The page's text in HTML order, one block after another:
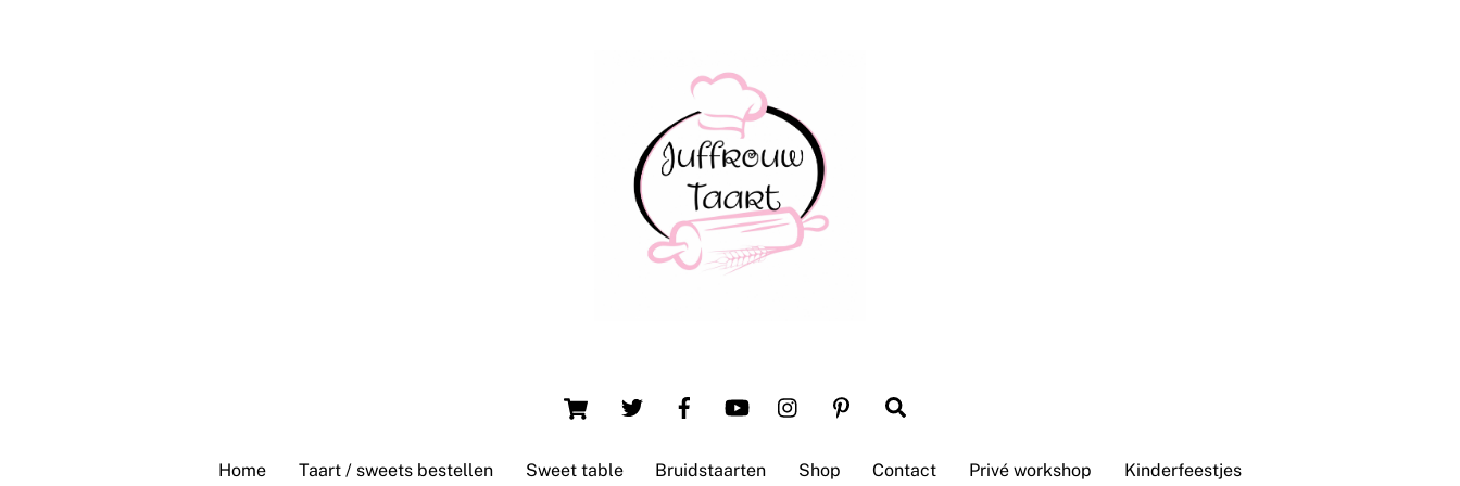
Cart
Home Taart / sweets bestellen Sweet table Bruidstaarten Shop Contact Privé workshop Kinderfeestjes
Top